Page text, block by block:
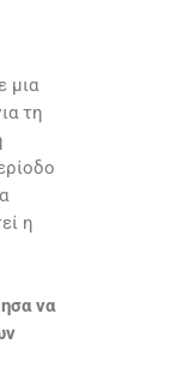
μια
τη
η
να